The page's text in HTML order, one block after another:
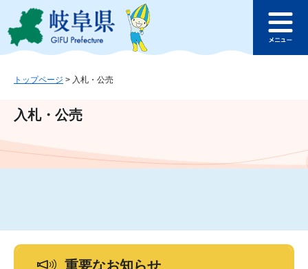
ジ
ュ
文
このページの本文へ
ュ
トップページ > 入札・公売
入札・公売
重要なお知らせ